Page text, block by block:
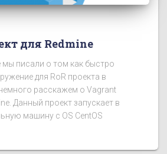
для Redmine
мы писали о том как быстро
для RoR проекта в
расскажем о Vagrant
Данный проект запускает в
машину с OS CentOS